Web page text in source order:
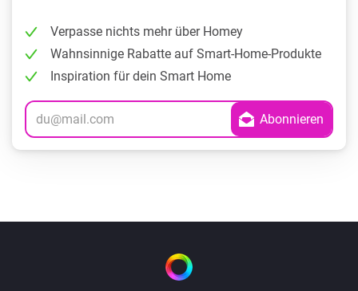
Verpasse nichts mehr über Homey
Wahnsinnige Rabatte auf Smart-Home-Produkte
Inspiration für dein Smart Home